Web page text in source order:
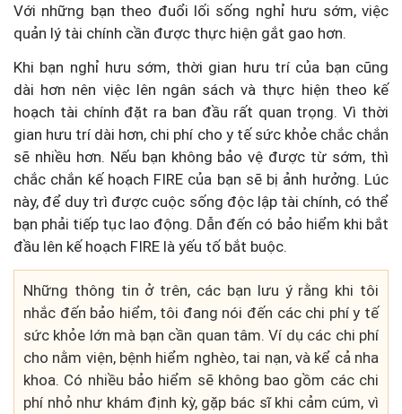
Với những bạn theo đuổi lối sống nghỉ hưu sớm, việc
quản lý tài chính cần được thực hiện gắt gao hơn.
Khi bạn nghỉ hưu sớm, thời gian hưu trí của bạn cũng
dài hơn nên việc lên ngân sách và thực hiện theo kế
hoạch tài chính đặt ra ban đầu rất quan trọng. Vì thời
gian hưu trí dài hơn, chi phí cho y tế sức khỏe chắc chắn
sẽ nhiều hơn. Nếu bạn không bảo vệ được từ sớm, thì
chắc chắn kế hoạch FIRE của bạn sẽ bị ảnh hưởng. Lúc
này, để duy trì được cuộc sống độc lập tài chính, có thể
bạn phải tiếp tục lao động. Dẫn đến có bảo hiểm khi bắt
đầu lên kế hoạch FIRE là yếu tố bắt buộc.
Những thông tin ở trên, các bạn lưu ý rằng khi tôi
nhắc đến bảo hiểm, tôi đang nói đến các chi phí y tế
sức khỏe lớn mà bạn cần quan tâm. Ví dụ các chi phí
cho nằm viện, bệnh hiểm nghèo, tai nạn, và kể cả nha
khoa. Có nhiều bảo hiểm sẽ không bao gồm các chi
phí nhỏ như khám định kỳ, gặp bác sĩ khi cảm cúm, vì